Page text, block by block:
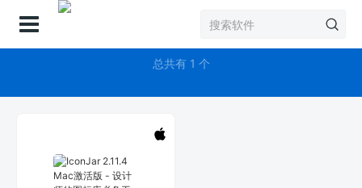
IconJar
总共有 1 个